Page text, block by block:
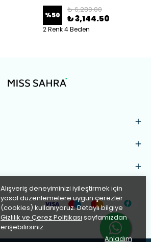
Alışveriş deneyiminizi iyileştirmek için
yasal düzenlemelere uygun çerezler
(cookies) kullanıyoruz. Detaylı bilgiye
Gizlilik ve Çerez Politikası sayfamızdan
erişebilirsiniz.
Anladım
%50
₺ 6,289.00
₺ 3,144.50
2 Renk 4 Beden